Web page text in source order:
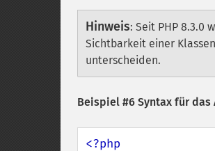
Hinweis: Seit PHP 8.3.0
Sichtbarkeit einer
unterscheiden.
Beispiel #6 Syntax für das